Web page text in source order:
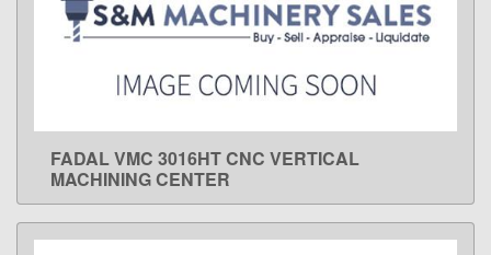
LEARN MORE
FADAL VMC 3016HT CNC VERTICAL
MACHINING CENTER